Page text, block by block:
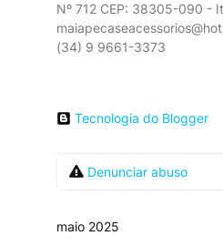
Nº 712 CEP: 38305-090 -
(34) 9 9661-3373
Tecnologia do Blogger
Denunciar abuso
maio 2025